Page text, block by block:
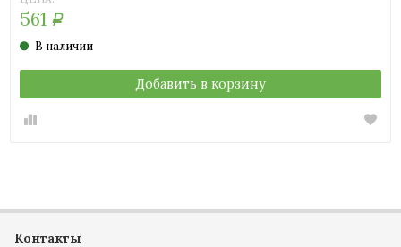
561 Р
В наличии
Добавить в корзину
Контакты